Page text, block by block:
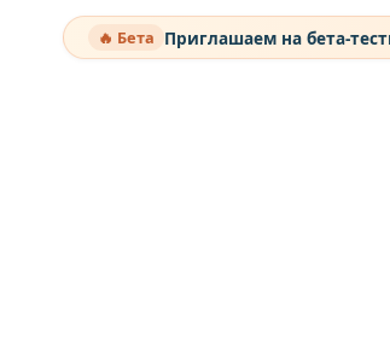
🔥 Бета Приглашаем на бета-